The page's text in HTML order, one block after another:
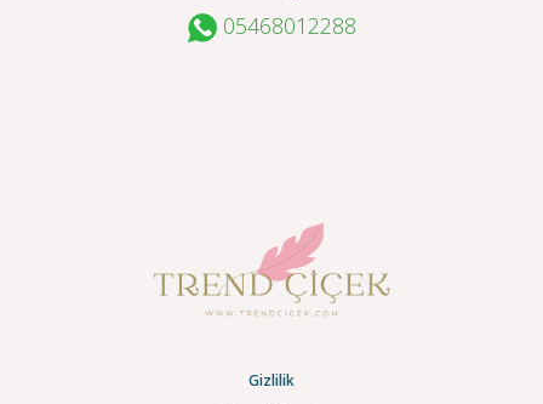
05468012288
Gizlilik